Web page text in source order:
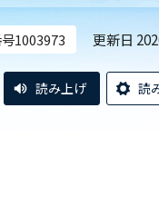
1003973 更新日
読み上げ 読